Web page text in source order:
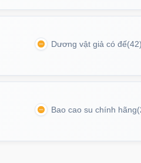
Dương vật giả có đế(42)
Bao cao su chính hãng